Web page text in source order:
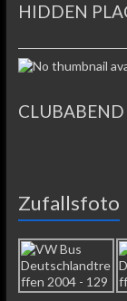
HIDDEN
Zufallsfoto